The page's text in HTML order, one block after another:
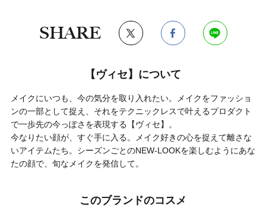
SHARE
【ヴィセ】について
メイクにいつも、今の気分を取り入れたい。メイクをファッショ
ンの一部として捉え、それをテクニックレスで叶えるプロダクト
で一歩先の今っぽさを表現する【ヴィセ】。
今なりたい顔が、すぐ手に入る。メイク好きの心を捉えて離さな
いアイテムたち。シーズンごとのNEW-LOOKを楽しむようにあな
たの顔で、旬なメイクを発信して。
このブランドのコスメ